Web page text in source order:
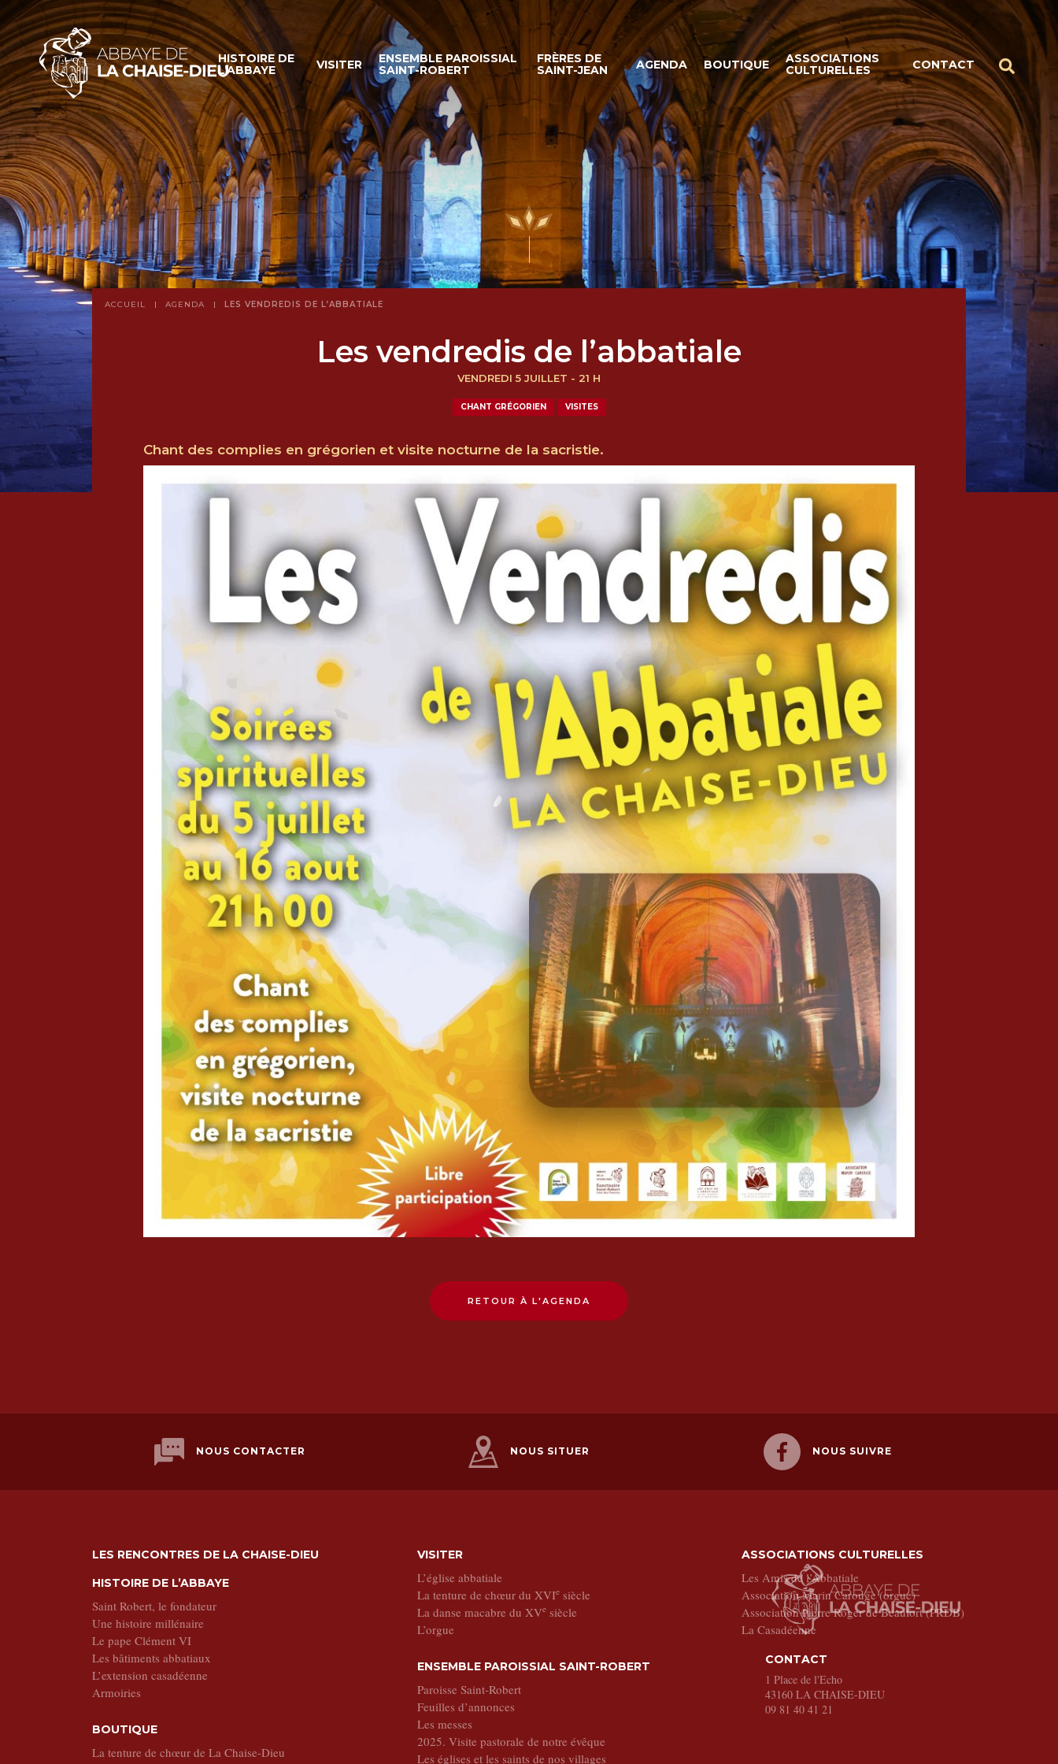
HISTOIRE DE
L’ABBAYE
VISITER
ENSEMBLE PAROISSIAL
SAINT-ROBERT
FRÈRES DE
SAINT-JEAN
AGENDA BOUTIQUE
ASSOCIATIONS
CULTURELLES
CONTACT
ACCUEIL AGENDA LES VENDREDIS DE L’ABBATIALE
Les vendredis de l’abbatiale
VENDREDI 5 JUILLET - 21 H
CHANT GRÉGORIEN VISITES
Chant des complies en grégorien et visite nocturne de la sacristie.
RETOUR À L'AGENDA
NOUS CONTACTER NOUS SITUER NOUS SUIVRE
LES RENCONTRES DE LA CHAISE-DIEU
HISTOIRE DE L’ABBAYE
Saint Robert, le fondateur
Une histoire millénaire
Le pape Clément VI
Les bâtiments abbatiaux
L’extension casadéenne
Armoiries
BOUTIQUE
La tenture de chœur de La Chaise-Dieu
VISITER
L’église abbatiale
La tenture de chœur du XVIesiècle
La danse macabre du XVesiècle
L’orgue
ENSEMBLE PAROISSIAL SAINT-ROBERT
Paroisse Saint-Robert
Feuilles d’annonces
Les messes
2025. Visite pastorale de notre évêque
Les églises et les saints de nos villages
ASSOCIATIONS CULTURELLES
Les Amis de l’Abbatiale
Association Marin Carouge (orgue)
Association Pierre Roger de Beaufort (PRDB)
La Casadéenne
CONTACT
1 Place de l'Echo
43160 LA CHAISE-DIEU
09 81 40 41 21